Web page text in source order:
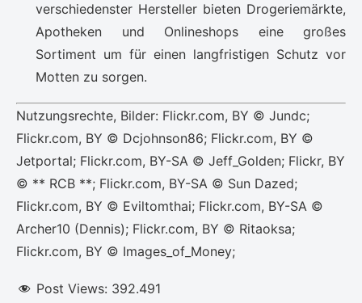
verschiedenster Hersteller bieten Drogeriemärkte,
Apotheken und Onlineshops eine großes
Sortiment um für einen langfristigen Schutz vor
Motten zu sorgen.
Nutzungsrechte, Bilder: Flickr.com, BY © Jundc;
Flickr.com, BY © Dcjohnson86; Flickr.com, BY ©
Jetportal; Flickr.com, BY-SA © Jeff_Golden; Flickr, BY
© ** RCB **; Flickr.com, BY-SA © Sun Dazed;
Flickr.com, BY © Eviltomthai; Flickr.com, BY-SA ©
Archer10 (Dennis); Flickr.com, BY © Ritaoksa;
Flickr.com, BY © Images_of_Money;
Post Views: 392.491